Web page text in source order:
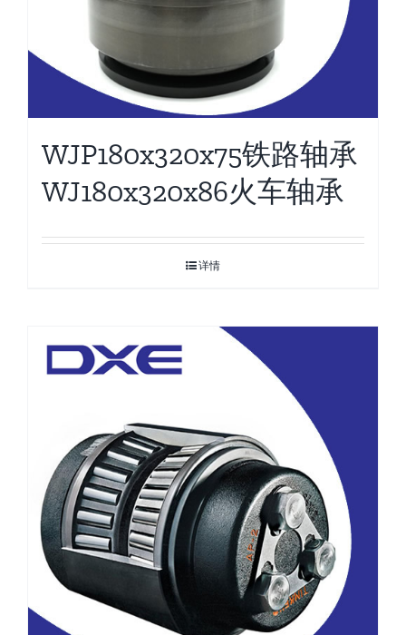
WJP180x320x75铁路轴承
WJ180x320x86火车轴承
详情